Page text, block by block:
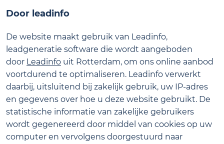
Door leadinfo
De website maakt gebruik van Leadinfo,
leadgeneratie software die wordt aangeboden
door Leadinfo uit Rotterdam, om ons online aanbod
voortdurend te optimaliseren. Leadinfo verwerkt
daarbij, uitsluitend bij zakelijk gebruik, uw IP-adres
en gegevens over hoe u deze website gebruikt. De
statistische informatie van zakelijke gebruikers
wordt gegenereerd door middel van cookies op uw
computer en vervolgens doorgestuurd naar